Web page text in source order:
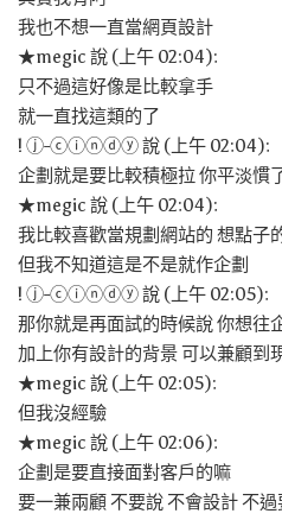
我也不想一直當網頁設計
★megic 說 (上午 02:04):
只不過這好像是比較拿手
就一直找這類的了
! ⓙ-ⓒⓘⓝⓓⓨ 說 (上午 02:04):
企劃就是要比較積極拉 你平淡慣
★megic 說 (上午 02:04):
我比較喜歡當規劃網站的 想點子
但我不知道這是不是就作企劃
! ⓙ-ⓒⓘⓝⓓⓨ 說 (上午 02:05):
那你就是再面試的時候說 你想往
加上你有設計的背景 可以兼顧到
★megic 說 (上午 02:05):
但我沒經驗
★megic 說 (上午 02:06):
企劃是要直接面對客戶的嘛
要一兼兩顧 不要說 不會設計 不